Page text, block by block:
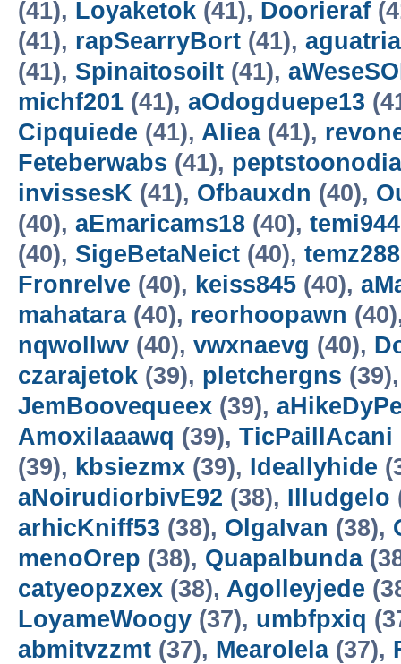
(41), Loyaketok (41), Doorieraf
(41), rapSearryBort (41),
(41), Spinaitosoilt (41),
michf201 (41), aOdogduepe13
Cipquiede (41), Aliea(41),
Feteberwabs (41), peptstoonodia
invissesK (41), Ofbauxdn (40),
(40), aEmaricams18 (40), temi944
(40), SigeBetaNeict (40), temz288
Fronrelve (40), keiss845 (40),
mahatara(40), reorhoopawn
nqwollwv (40), vwxnaevg (40),
czarajetok (39), pletchergns
JemBoovequeex (39),
Amoxilaaawq (39), TicPaillAcani
(39), kbsiezmx (39), Ideallyhide
aNoirudiorbivE92 (38), Illudgelo
arhicKniff53 (38), OlgaIvan (38),
menoOrep (38), Quapalbunda
catyeopzxex (38), Agolleyjede
LoyameWoogy (37), umbfpxiq
abmitvzzmt (37), Mearolela(37),